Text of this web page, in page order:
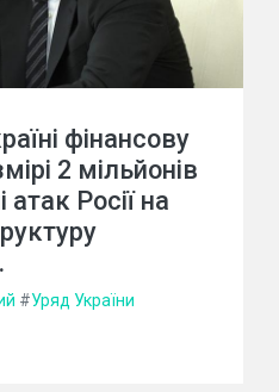
фінансову
2 мільйонів
атак Росії на
#Уряд України